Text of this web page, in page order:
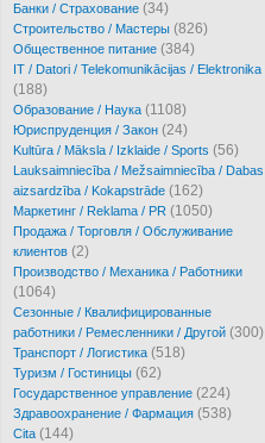
Банки / Страхование (34)
Cтроительство / Мастеры (826)
Oбщественное питание (384)
IT / Datori / Telekomunikācijas / Elektronika
(188)
Образование / Наука (1108)
Юриспруденция / Закон (24)
Kultūra / Māksla / Izklaide / Sports (56)
Lauksaimniecība / Mežsaimniecība / Dabas
aizsardzība / Kokapstrāde (162)
Маркетинг / Reklama / PR (1050)
Продажа / Торговля / Обслуживание
клиентов (2)
Производство / Механика / Работники
(1064)
Сезонные / Квалифицированные
работники / Ремесленники / Другой (300)
Транспорт / Логистика (518)
Туризм / Гостиницы (62)
Государственное управление (224)
Здравоохранение / Фармация (538)
Cita (144)